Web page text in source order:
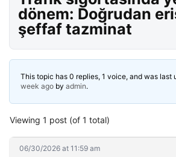
dönem: Doğrudan
şeffaf tazminat
This topic has 0 replies, 1 voice, and was last
week ago by admin.
Viewing 1 post (of 1 total)
06/30/2026 at 11:59 am